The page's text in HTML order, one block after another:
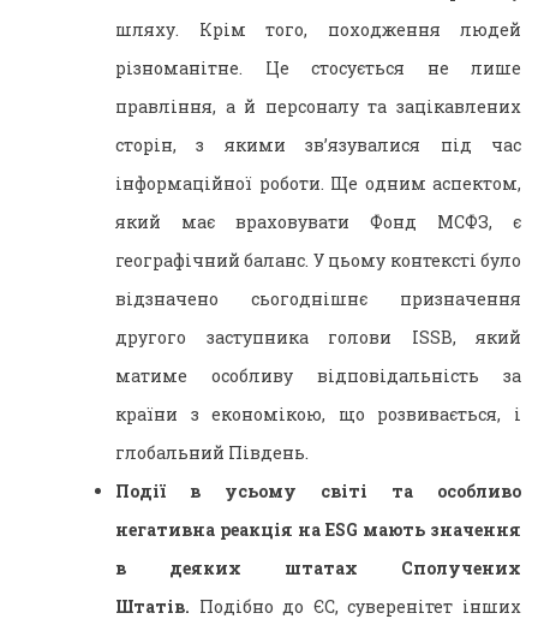
шляху. Крім того, походження людей
різноманітне. Це стосується не лише
правління, а й персоналу та зацікавлених
сторін, з якими зв’язувалися під час
інформаційної роботи. Ще одним аспектом,
який має враховувати Фонд МСФЗ, є
географічний баланс. У цьому контексті було
відзначено сьогоднішнє призначення
другого заступника голови ISSB, який
матиме особливу відповідальність за
країни з економікою, що розвивається, і
глобальний Південь.
Події в усьому світі та особливо
негативна реакція на ESG мають значення
в деяких штатах Сполучених
Штатів. Подібно до ЄС, суверенітет інших